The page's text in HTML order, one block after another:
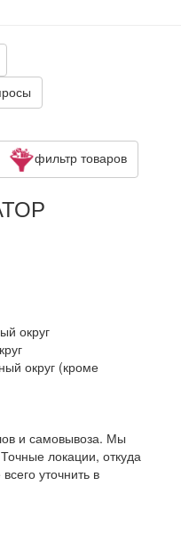
фильтр товаров
округ
округ (кроме
и самовывоза. Мы
локации, откуда
уточнить в